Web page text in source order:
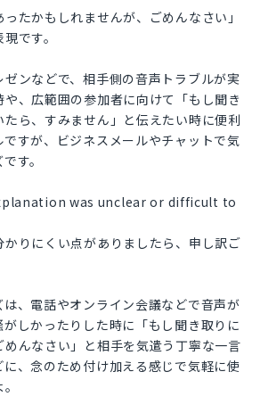
ったかもしれませんが、ごめんなさい」
です。
ンなどで、相手側の音声トラブルが実
、広範囲の参加者に向けて「もし聞き
ら、すみません」と伝えたい時に便利
すが、ビジネスメールやチャットで気
す。
was unclear or difficult to
りにくい点がありましたら、申し訳ご
、電話やオンライン会議などで音声が
しかったりした時に「もし聞き取りに
めんなさい」と相手を気遣う丁寧な一言
、念のため付け加える感じで気軽に使